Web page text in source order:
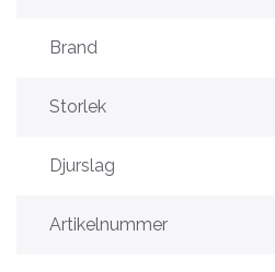
Brand
Storlek
Djurslag
Artikelnummer